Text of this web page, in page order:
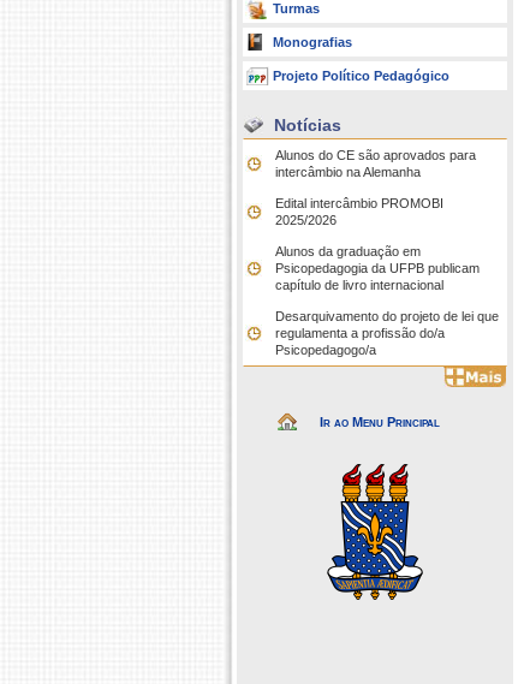
Turmas
Monografias
Projeto Político Pedagógico
Notícias
Alunos do CE são aprovados para
intercâmbio na Alemanha
Edital intercâmbio PROMOBI
2025/2026
Alunos da graduação em
Psicopedagogia da UFPB publicam
capítulo de livro internacional
Desarquivamento do projeto de lei que
regulamenta a profissão do/a
Psicopedagogo/a
Ir ao Menu Principal